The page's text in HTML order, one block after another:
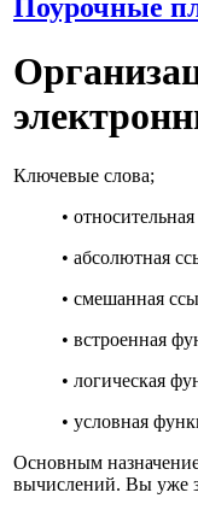
Поурочные
Ключевые слова;
•
• абсолютная
• смешанная
• встроенная
• логическая
• условная
Основным
вычислений. Вы уже